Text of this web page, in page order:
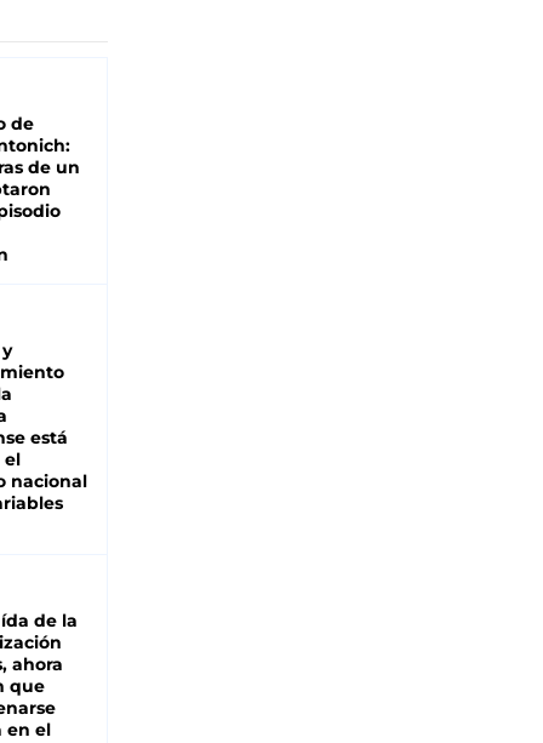
de
de un
está
el
nacional
de la
ahora
que
en el